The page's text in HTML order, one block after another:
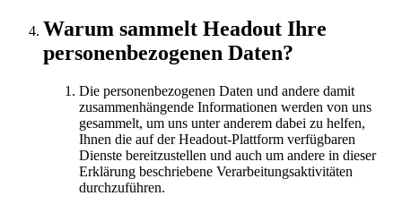
Warum sammelt Headout Ihre
personenbezogenen Daten?
Die personenbezogenen Daten und andere damit
zusammenhängende Informationen werden von uns
gesammelt, um uns unter anderem dabei zu helfen,
Ihnen die auf der Headout-Plattform verfügbaren
Dienste bereitzustellen und auch um andere in dieser
Erklärung beschriebene Verarbeitungsaktivitäten
durchzuführen.